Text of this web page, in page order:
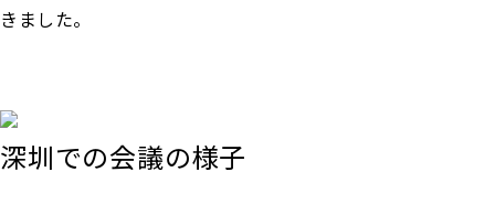
きました。
深圳での会議の様子